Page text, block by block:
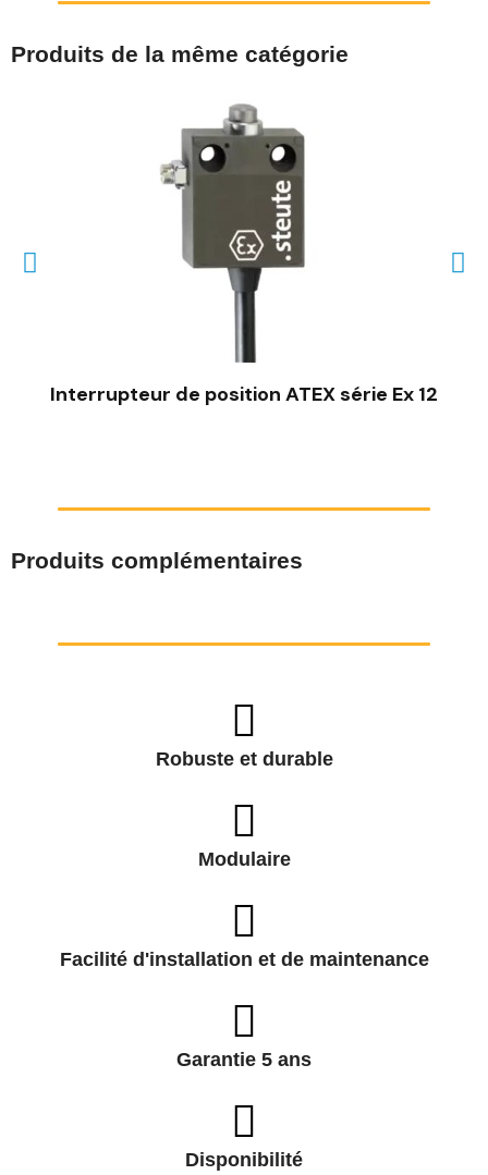
Produits de la même catégorie
Interrupteur de position ATEX série Ex 12
Produits complémentaires
Robuste et durable
Modulaire
Facilité d'installation et de maintenance
Garantie 5 ans
Disponibilité